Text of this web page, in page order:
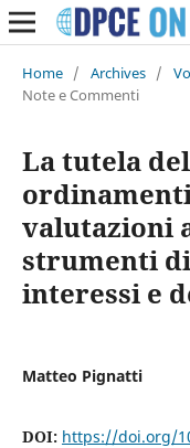
Home / Archives /
Note e Commenti
La tutela
valutazioni
strumenti
interessi e
Matteo Pignatti
DOI: https://doi.org/